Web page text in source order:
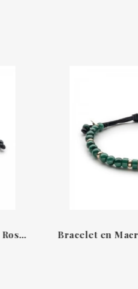
Bracelet en Macramé avec Or Rose, Onyx et Diamants de Jaibor B2615MP312